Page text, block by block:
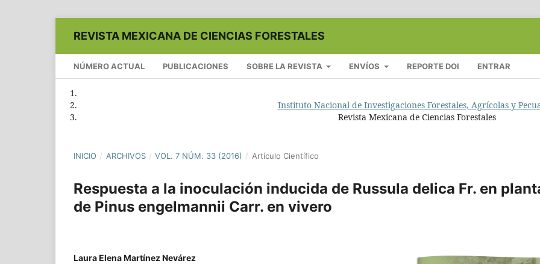
REVISTA MEXICANA DE CIENCIAS FORESTALES
NÚMERO ACTUAL PUBLICACIONES SOBRE LA REVISTA ENVÍOS REPORTE DOI ENTRAR
Instituto Nacional de Investigaciones Forestales, Agrícolas y
Revista Mexicana de Ciencias Forestales
INICIO / ARCHIVOS / VOL. 7 NÚM. 33 (2016) / Artículo Científico
Respuesta a la inoculación inducida de Russula delica Fr. en
de Pinus engelmannii Carr. en vivero
Laura Elena Martínez Nevárez